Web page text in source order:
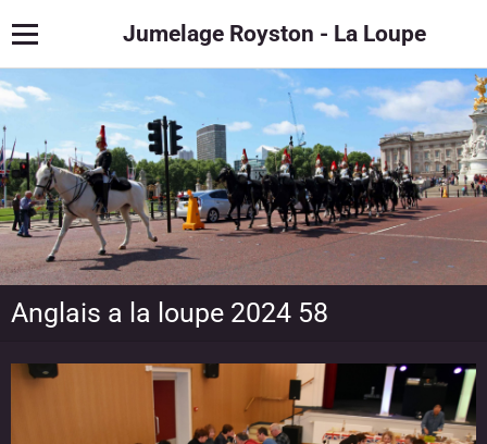
Jumelage Royston - La Loupe
Anglais a la loupe 2024 58